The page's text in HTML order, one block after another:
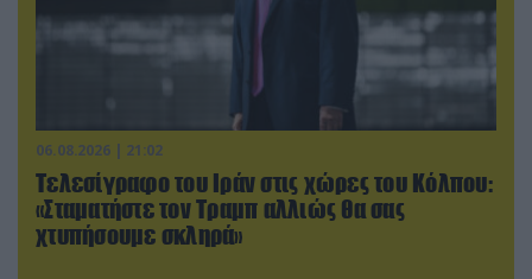
06.08.2026 | 21:02
Τελεσίγραφο του Ιράν στις χώρες του Κόλπου:
«Σταματήστε τον Τραμπ αλλιώς θα σας
χτυπήσουμε σκληρά»